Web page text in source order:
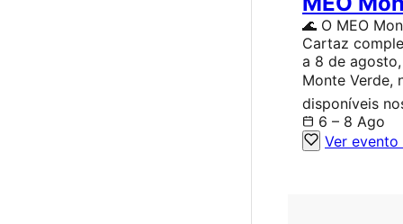
🌊 O MEO
Cartaz
a 8 de
Monte Verde,
disponíveis
6 – 8 Ago
Ver